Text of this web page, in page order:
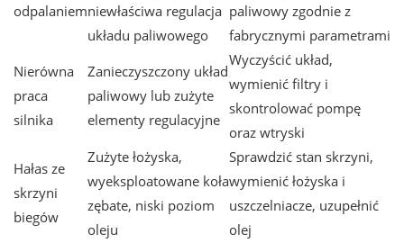
odpalaniemniewłaściwa regulacja
układu paliwowego
paliwowy zgodnie z
fabrycznymi parametrami
Nierówna
praca
silnika
Zanieczyszczony układ
paliwowy lub zużyte
elementy regulacyjne
Wyczyścić układ,
wymienić filtry i
skontrolować pompę
oraz wtryski
Hałas ze
skrzyni
biegów
Zużyte łożyska,
wyeksploatowane koła
zębate, niski poziom
oleju
Sprawdzić stan skrzyni,
wymienić łożyska i
uszczelniacze, uzupełnić
olej